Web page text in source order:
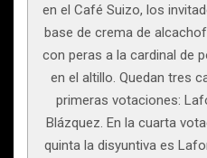
en el Café Suizo, los
base de crema de
con peras a la cardinal de
en el altillo. Quedan tres
primeras votaciones:
Blázquez. En la cuarta
quinta la disyuntiva es